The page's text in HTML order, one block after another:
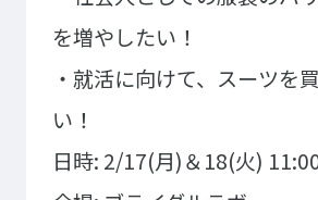
を増やしたい！
・就活に向けて、スーツを
い！
日時: 2/17(月)＆18(火)